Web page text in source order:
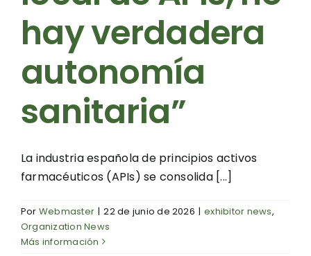
hay verdadera
autonomía
sanitaria”
La industria española de principios activos
farmacéuticos (APIs) se consolida [...]
Por Webmaster | 22 de junio de 2026 | exhibitor news,
Organization News
Más información